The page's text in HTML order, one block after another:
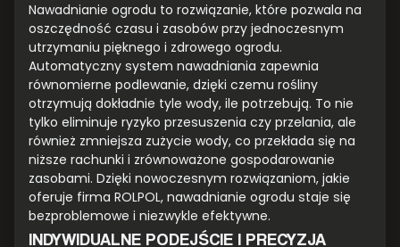
Nawadnianie ogrodu to rozwiązanie, które pozwala na
oszczędność czasu i zasobów przy jednoczesnym
utrzymaniu pięknego i zdrowego ogrodu.
Automatyczny system nawadniania zapewnia
równomierne podlewanie, dzięki czemu rośliny
otrzymują dokładnie tyle wody, ile potrzebują. To nie
tylko eliminuje ryzyko przesuszenia czy przelania, ale
również zmniejsza zużycie wody, co przekłada się na
niższe rachunki i zrównoważone gospodarowanie
zasobami. Dzięki nowoczesnym rozwiązaniom, jakie
oferuje firma ROLPOL, nawadnianie ogrodu staje się
bezproblemowe i niezwykle efektywne.
INDYWIDUALNE PODEJŚCIE I PRECYZJA